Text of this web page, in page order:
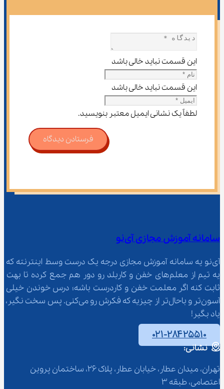
این قسمت نباید خالی باشد
این قسمت نباید خالی باشد
لطفاً یک نشانی ایمیل معتبر بنویسید.
فرستادن دیدگاه
سامانه آموزش مجازی آی‌نو
آی‌نو یه سامانه آموزش مجازی درجه یک درست وسط اینترنته که
یه تیم از معلم‌‌های خفن و کاربلد رو دور هم جمع کرده تا بهت
ثابت کنه اگر معلمت خفن و کاردرست باشه؛ درس خوندن خیلی
آسون‌تر و باحال‌تر از چیزیه که فکرش رو می‌کنی. پس سخت نگیر،
یاد بگیر!
۰۲۱-۲۸۴۲۵۵۱۰
نشانی:
تهران، میدان عطار، خیابان عطار، پلاک 26، ساختمان پروین
اعتصامی، طبقه 3